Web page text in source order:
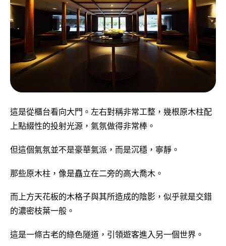
這是從櫃台看向大門。左右對稱非常工整，幾根原木柱配
上點綴性的投射光源，氣氛做得非常棒。
但這個氣氛並不是豪華氣派，而是沉穩，寧靜。
那些原木柱，像是矗立在二旁的高大喬木。
而上方天花板的木格子與其所造成的陰影，似乎就是交錯
的濃密枝葉一般。
這是一條古老的綠色隧道，引領遊客進入另一個世界。